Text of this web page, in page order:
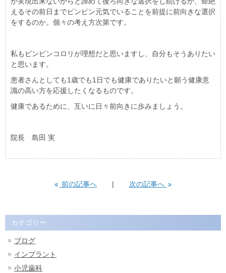
えるその前日までピンピン元気でいることを前提に前向きな選択
をするのか。個々の考え方次第です。
私もピンピンコロリが理想だと思いますし、自分もそうありたい
と思います。
患者さんとしても1歳でも1日でも健康でありたいと願う健康意
識の高い方を応援したくなるものです。
健康であるために、互いに日々前向きに歩みましょう。
院長 島田 実
前の記事へ 次の記事へ
カテゴリー
ブログ
インプラント
小児歯科